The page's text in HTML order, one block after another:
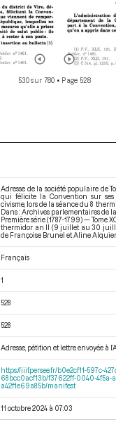
530 sur 780 • Page 528
Adresse de la société populaire de
qui félicite la Convention sur ses
civisme, lors de la séance du 8
Dans : Archives parlementaires de
Première série (1787-1799) — Tome
thermidor an II (9 juillet au 30
de Françoise Brunel et Aline Alquier.
Français
1
528
528
Adresse, pétition et lettre envoyée à
https://iiif.persee.fr/b0e2cf11-597c-
68bcc0acf13b/f37622ff-0040-4f5a-
a42f1e69a85b/manifest
11 octobre 2024 à 07:03